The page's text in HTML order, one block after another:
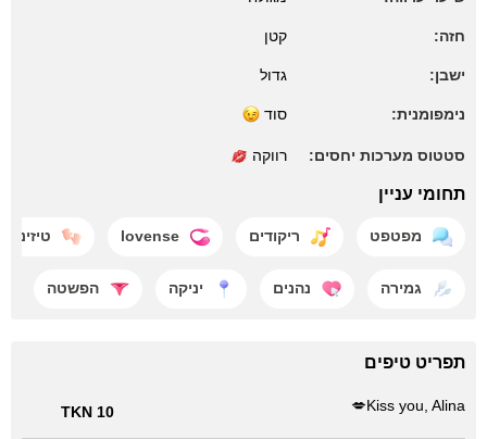
חזה: קטן
ישבן: גדול
נימפומנית: סוד
סטטוס מערכות יחסים: רווקה
תחומי עניין
מפטפט ריקודים lovense טיזינג
גמירה נהנים יניקה הפשטה
תפריט טיפים
Kiss you, Alina💋
10 TKN